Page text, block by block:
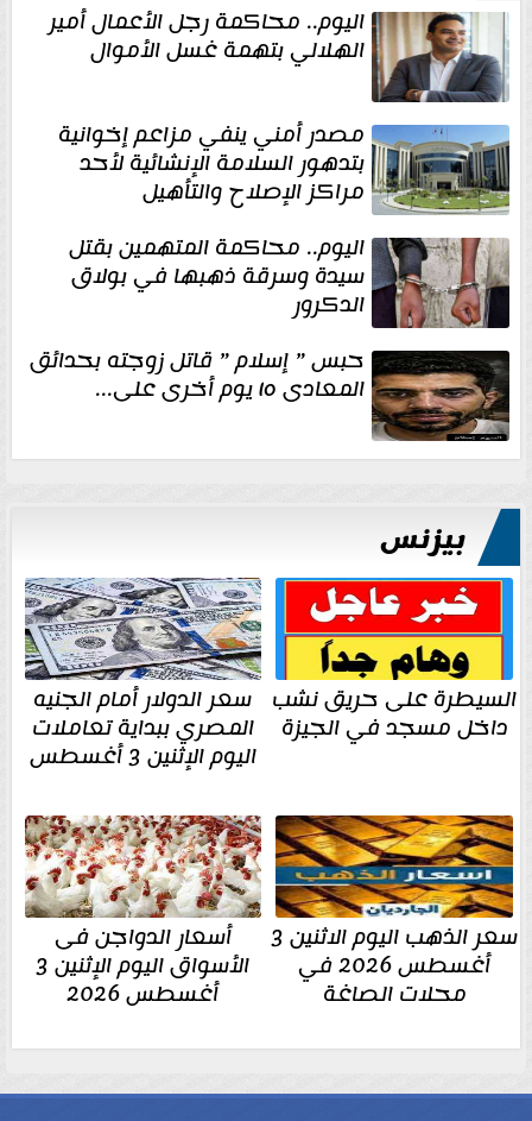
اليوم.. محاكمة رجل الأعمال أمير
الهلالي بتهمة غسل الأموال
مصدر أمني ينفي مزاعم إخوانية
بتدهور السلامة الإنشائية لأحد
مراكز الإصلاح والتأهيل
اليوم.. محاكمة المتهمين بقتل
سيدة وسرقة ذهبها في بولاق
الدكرور
حبس ” إسلام ” قاتل زوجته بحدائق
المعادى ١٥ يوم أخرى على...
بيزنس
السيطرة على حريق نشب
داخل مسجد في الجيزة
سعر الدولار أمام الجنيه
المصري ببداية تعاملات
اليوم الإثنين 3 أغسطس
سعر الذهب اليوم الاثنين 3
أغسطس 2026 في
محلات الصاغة
أسعار الدواجن فى
الأسواق اليوم الإثنين 3
أغسطس 2026